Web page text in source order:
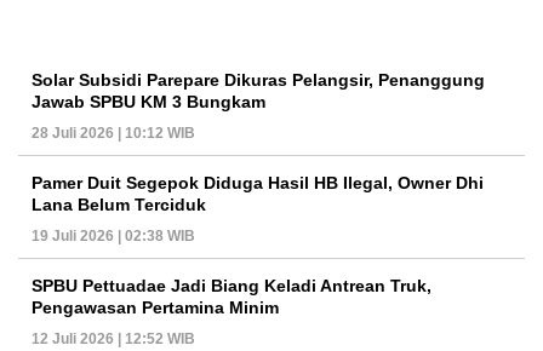
Solar Subsidi Parepare Dikuras Pelangsir, Penanggung
Jawab SPBU KM 3 Bungkam
28 Juli 2026 | 10:12 WIB
Pamer Duit Segepok Diduga Hasil HB Ilegal, Owner Dhi
Lana Belum Terciduk
19 Juli 2026 | 02:38 WIB
SPBU Pettuadae Jadi Biang Keladi Antrean Truk,
Pengawasan Pertamina Minim
12 Juli 2026 | 12:52 WIB